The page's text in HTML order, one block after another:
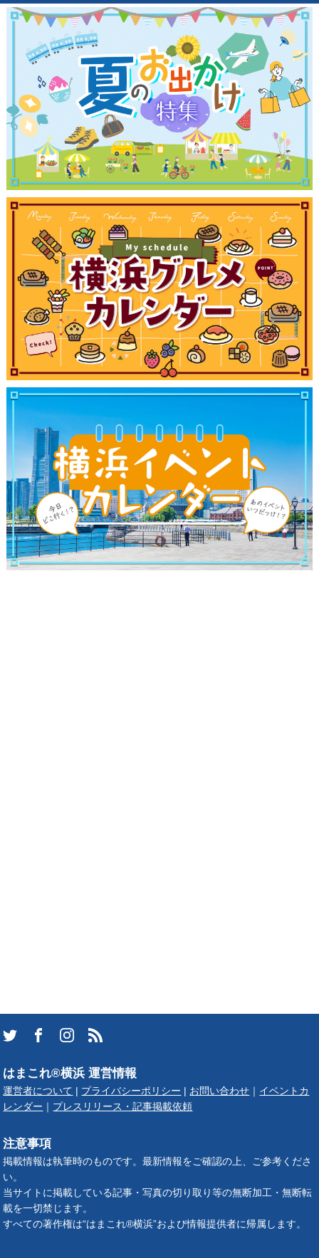
観光ガイド
ランキング
ブログ記事
サイトについて
はまこれ®横浜 運営情報
運営者について プライバシーポリシー お問い合わせ
イベントカ
レンダー
プレスリリース・記事掲載依頼
注意事項
掲載情報は執筆時のものです。最新情報をご確認の上、ご参考くださ
い。
当サイトに掲載している記事・写真の切り取り等の無断加工・無断転
載を一切禁じます。
すべての著作権は“はまこれ®横浜”および情報提供者に帰属します。